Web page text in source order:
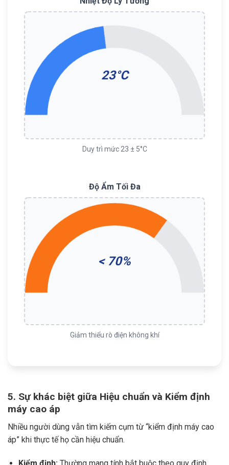
23°C
Duy trì mức 23 ± 5°C
Độ Ẩm Tối Đa
< 70%
Giảm thiểu rò điện không khí
5. Sự khác biệt giữa Hiệu chuẩn và Kiểm định
máy cao áp
Nhiều người dùng vẫn tìm kiếm cụm từ “kiểm định máy cao
áp” khi thực tế họ cần hiệu chuẩn.